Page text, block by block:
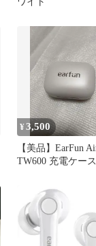
¥3,500
【美品】EarFun
TW600 充電ケー